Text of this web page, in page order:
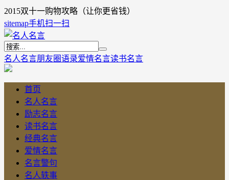
2015双十一购物攻略（让你更省钱）
sitemap手机扫一扫
名人名言朋友圈语录爱情名言读书名言
首页
名人名言
励志名言
读书名言
经典名言
爱情名言
名言警句
名人轶事